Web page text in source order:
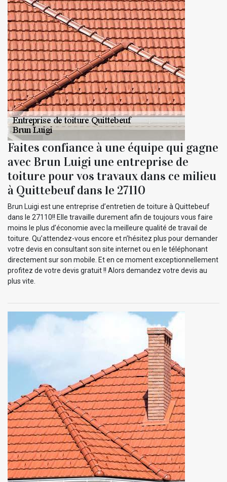
Faites confiance à une équipe qui gagne
avec Brun Luigi une entreprise de
toiture pour vos travaux dans ce milieu
à Quittebeuf dans le 27110
Brun Luigi est une entreprise d’entretien de toiture à Quittebeuf
dans le 27110!! Elle travaille durement afin de toujours vous faire
moins le plus d’économie avec la meilleure qualité de travail de
toiture. Qu’attendez-vous encore et n’hésitez plus pour demander
votre devis en consultant son site internet ou en le téléphonant
directement sur son mobile. Et en ce moment exceptionnellement
profitez de votre devis gratuit !! Alors demandez votre devis au
plus vite.